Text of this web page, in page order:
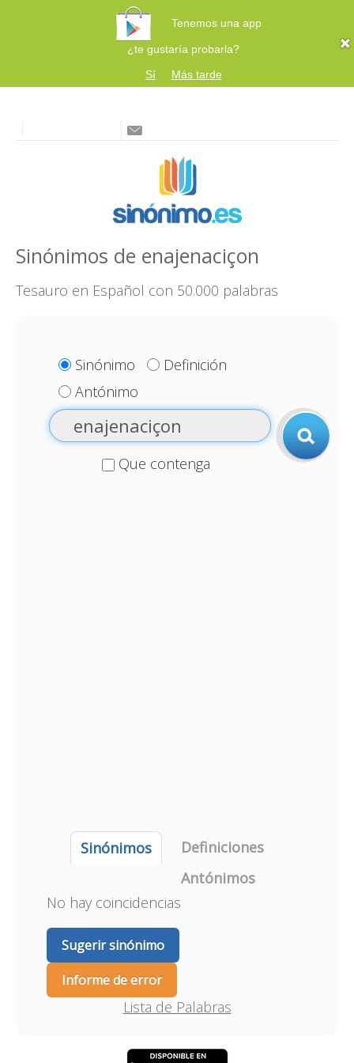
Tenemos una app
¿te gustaría probarla?
Sí
Más tarde
Sinónimos de enajenaciçon
Tesauro en Español con 50.000 palabras
Sinónimo
Definición
Antónimo
Que contenga
Sinónimos
Definiciones
Antónimos
No hay coincidencias
Sugerir sinónimo
Informe de error
Lista de Palabras